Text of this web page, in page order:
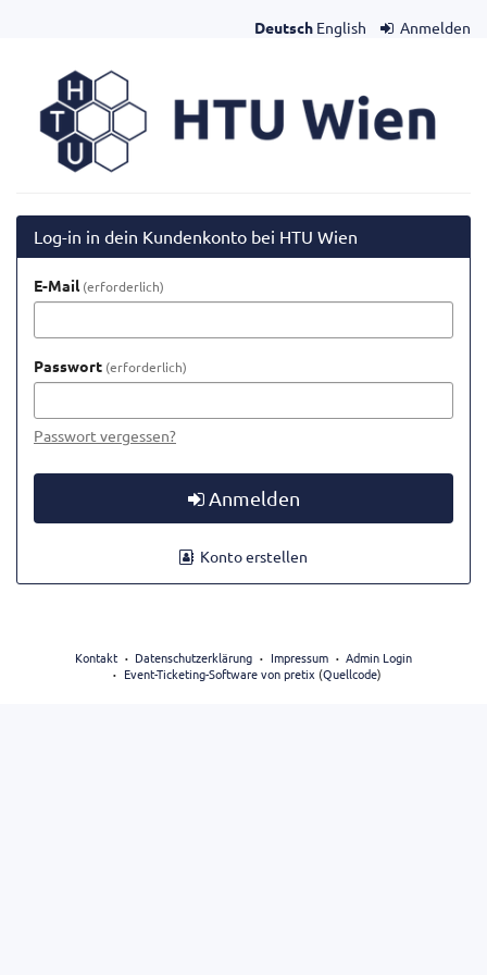
springen
Deutsch English Anmelden
HTU
Wien
Log-in in dein Kundenkonto bei HTU Wien
E-Mail erforderlich
Passwort erforderlich
Passwort vergessen?
Anmelden
Konto erstellen
Kontakt Datenschutzerklärung Impressum
Admin Login
Event-Ticketing-Software von pretix (Quellcode)